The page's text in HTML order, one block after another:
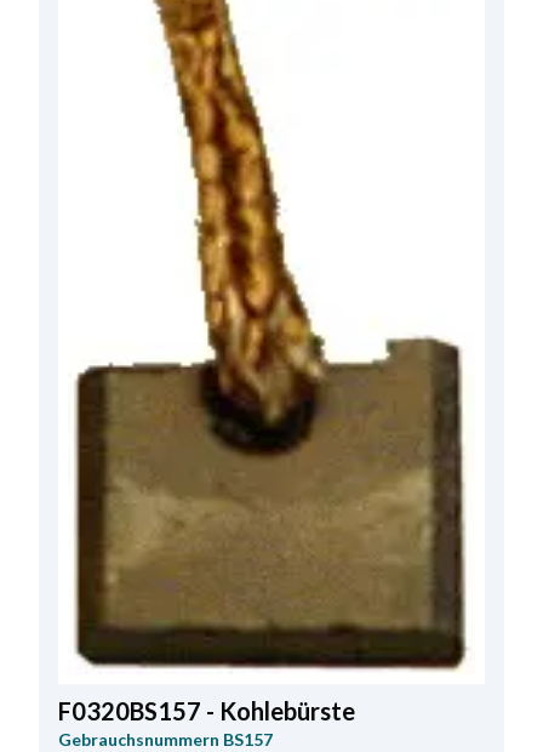
F0320BS157 - Kohlebürste
Gebrauchsnummern BS157